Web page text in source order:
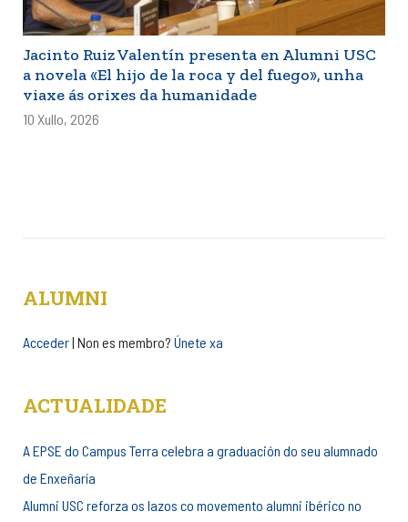
Jacinto Ruiz Valentín presenta en Alumni USC
a novela «El hijo de la roca y del fuego», unha
viaxe ás orixes da humanidade
10 Xullo, 2026
ALUMNI
Acceder| Non es membro? Únete xa
ACTUALIDADE
A EPSE do Campus Terra celebra a graduación do seu alumnado
de Enxeñaría
Alumni USC reforza os lazos co movemento alumni ibérico no